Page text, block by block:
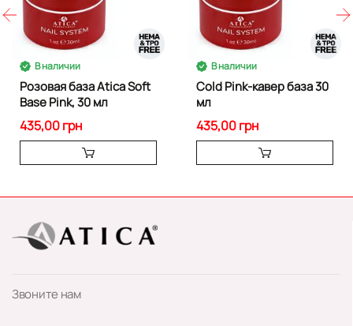
В наличии
Розовая база Atica Soft
Base Pink, 30 мл
435,00 грн
В наличии
Cold Pink-кавер база 30
мл
435,00 грн
Звоните нам